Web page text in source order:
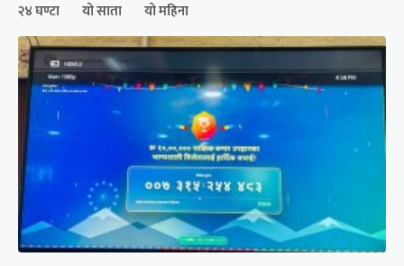
२४ घण्टा यो साता यो महिना